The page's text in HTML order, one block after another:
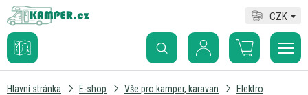
CZK
Hlavní stránka E-shop Vše pro kamper, karavan
Elektro